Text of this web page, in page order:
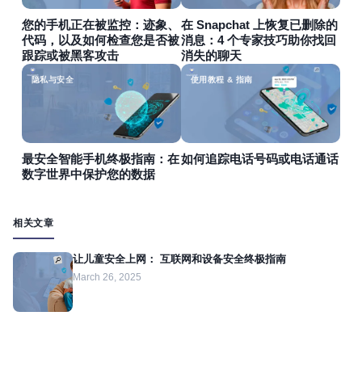
您的手机正在被监控：迹象、
代码，以及如何检查您是否被
跟踪或被黑客攻击
在 Snapchat 上恢复已删除的
消息：4 个专家技巧助你找回
消失的聊天
隐私与安全
最安全智能手机终极指南：在
数字世界中保护您的数据
使用教程 & 指南
如何追踪电话号码或电话通话
相关文章
让儿童安全上网： 互联网和设备安全终极指南
March 26, 2025